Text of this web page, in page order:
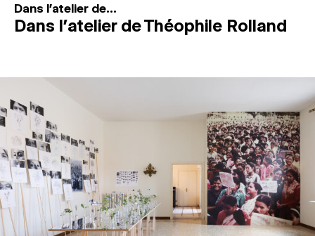
Dans l'atelier de...
Dans l’atelier de Théophile Rolland